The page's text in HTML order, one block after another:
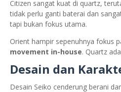
Citizen sangat kuat di quartz,
tidak perlu ganti baterai dan
tapi bukan fokus utama.
Orient hampir sepenuhnya fokus
movement in-house. Quartz
Desain dan
Desain Seiko cenderung berani